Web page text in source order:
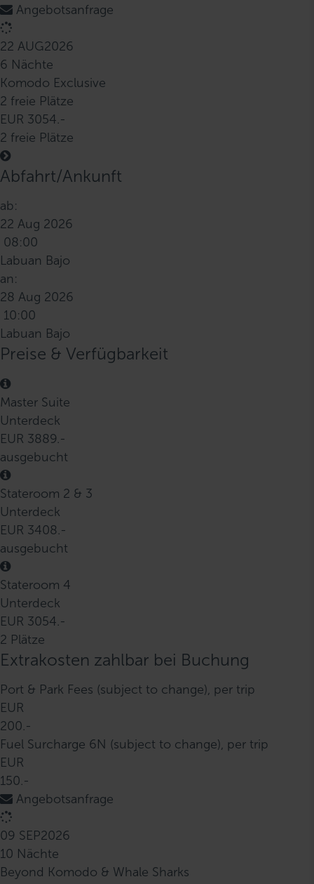
Angebotsanfrage
22 AUG2026
6 Nächte
Komodo Exclusive
2 freie Plätze
EUR 3054.-
2 freie Plätze
Abfahrt/Ankunft
ab:
22 Aug 2026
08:00
Labuan Bajo
an:
28 Aug 2026
10:00
Labuan Bajo
Preise & Verfügbarkeit
Master Suite
Unterdeck
EUR 3889.-
ausgebucht
Stateroom 2 & 3
Unterdeck
EUR 3408.-
ausgebucht
Stateroom 4
Unterdeck
EUR 3054.-
2 Plätze
Extrakosten zahlbar bei Buchung
Port & Park Fees (subject to change), per trip
EUR
200.-
Fuel Surcharge 6N (subject to change), per trip
EUR
150.-
Angebotsanfrage
09 SEP2026
10 Nächte
Beyond Komodo & Whale Sharks